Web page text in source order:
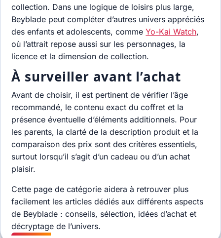
collection. Dans une logique de loisirs plus large,
Beyblade peut compléter d’autres univers appréciés
des enfants et adolescents, commeYo-Kai Watch,
où l’attrait repose aussi sur les personnages, la
licence et la dimension de collection.
À surveiller avant l’achat
Avant de choisir, il est pertinent de vérifier l’âge
recommandé, le contenu exact du coffret et la
présence éventuelle d’éléments additionnels. Pour
les parents, la clarté de la description produit et la
comparaison des prix sont des critères essentiels,
surtout lorsqu’il s’agit d’un cadeau ou d’un achat
plaisir.
Cette page de catégorie aidera à retrouver plus
facilement les articles dédiés aux différents aspects
de Beyblade : conseils, sélection, idées d’achat et
décryptage de l’univers.